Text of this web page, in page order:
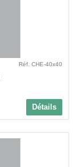
Réf. CHE-40x40
Détails